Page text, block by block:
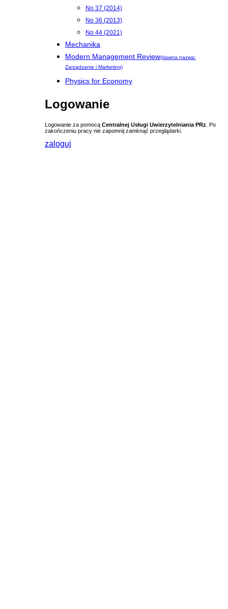
No 37 (2014)
No 36 (2013)
No 44 (2021)
Mechanika
Modern Management Review(dawna nazwa:
Zarządzanie i Marketing)
Physics for Economy
Logowanie
Logowanie za pomocą Centralnej Usługi Uwierzytelniania PRz . Po
zakończeniu pracy nie zapomnij zamknąć przeglądarki.
zaloguj